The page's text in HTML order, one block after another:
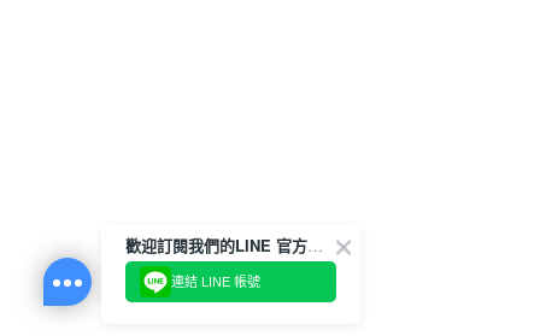
歡迎訂閱我們的LINE 官方帳號
連結 LINE 帳號